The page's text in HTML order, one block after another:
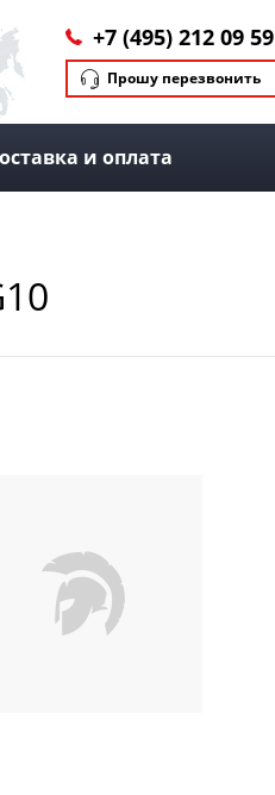
+7 (495) 212 09 59
Прошу перезвонить
и оплата